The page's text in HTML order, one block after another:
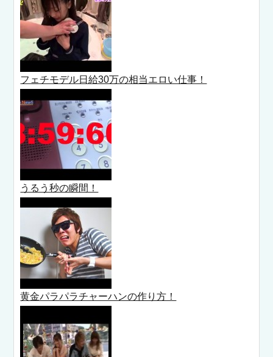
フェチモデル日給30万の相当エロい仕事！
うるう秒の瞬間！
黄金パラパラチャーハンの作り方！